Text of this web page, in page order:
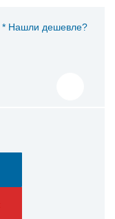
* Нашли дешевле?